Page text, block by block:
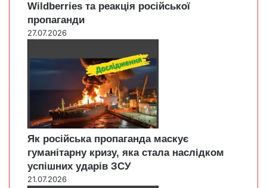
Wildberries та реакція російської
пропаганди
27.07.2026
Як російська пропаганда маскує
гуманітарну кризу, яка стала наслідком
успішних ударів ЗСУ
21.07.2026